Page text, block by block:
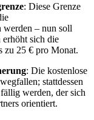
: Diese Grenze
werden – nun soll
erhöht sich die
zu 25 € pro Monat.
: Die kostenlose
stattdessen
werden, der sich
orientiert.